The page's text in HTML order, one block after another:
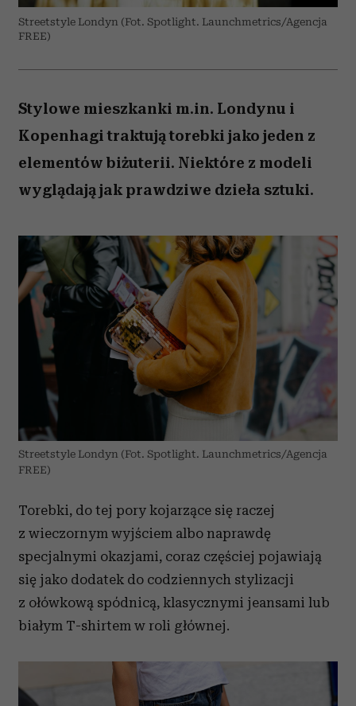
Streetstyle Londyn (Fot. Spotlight. Launchmetrics/Agencja
FREE)
Stylowe mieszkanki m.in. Londynu i
Kopenhagi traktują torebki jako jeden z
elementów biżuterii. Niektóre z modeli
wyglądają jak prawdziwe dzieła sztuki.
Streetstyle Londyn (Fot. Spotlight. Launchmetrics/Agencja
FREE)
Torebki, do tej pory kojarzące się raczej
z wieczornym wyjściem albo naprawdę
specjalnymi okazjami, coraz częściej pojawiają
się jako dodatek do codziennych stylizacji
z ołówkową spódnicą, klasycznymi jeansami lub
białym T-shirtem w roli głównej.